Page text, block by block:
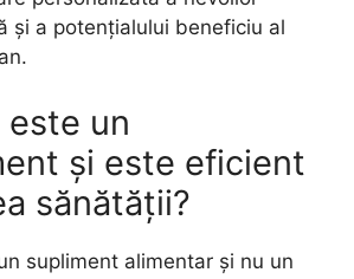
și a potențialului beneficiu al
este un
și este eficient
sănătății?
supliment alimentar și nu un